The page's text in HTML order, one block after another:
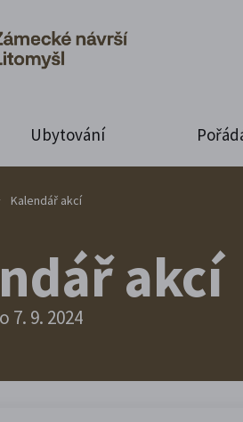
Ubytování
Kalendář akcí
akcí
7. 9. 2024